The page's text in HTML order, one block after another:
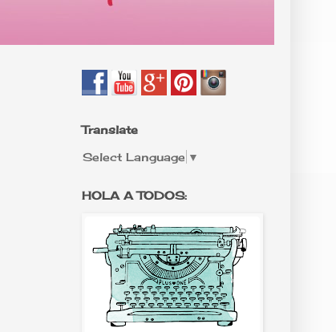
Translate
Select Language ▼
HOLA A TODOS: